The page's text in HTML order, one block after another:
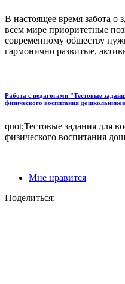
В настоящее время забота о
всем мире приоритетные
современному обществу
гармонично развитые,
Работа с педагогами "Тестовые
физического воспитания
quot;Тестовые задания для
физического воспитания
Мне нравится
Поделиться: